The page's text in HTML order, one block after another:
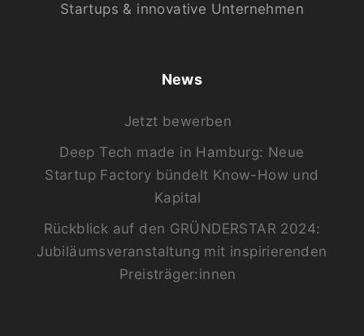
Startups & innovative Unternehmen
News
Jetzt bewerben
Deep Tech made in Hamburg: Neue
Startup Factory bündelt Know-How und
Kapital
Rückblick auf den GRÜNDERSTAR 2024:
Jubiläumsveranstaltung mit inspirierenden
Preisträger:innen